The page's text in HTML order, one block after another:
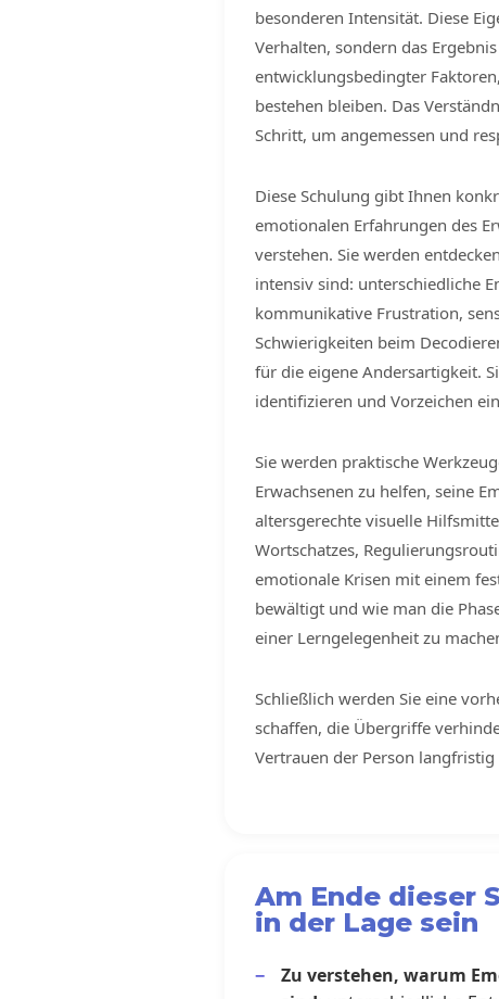
besonderen Intensität. Diese
Verhalten, sondern das
entwicklungsbedingter
bestehen bleiben. Das
Schritt, um angemessen und
Diese Schulung gibt Ihnen
emotionalen Erfahrungen des
verstehen. Sie werden
intensiv sind: unterschiedliche
kommunikative Frustration,
Schwierigkeiten beim
für die eigene Andersartigkeit.
identifizieren und Vorzeichen
Sie werden praktische
Erwachsenen zu helfen, seine
altersgerechte visuelle
Wortschatzes,
emotionale Krisen mit einem
bewältigt und wie man die
einer Lerngelegenheit zu
Schließlich werden Sie eine
schaffen, die Übergriffe
Vertrauen der Person langfristig
Am Ende dieser
in der Lage sein
Zu verstehen, warum